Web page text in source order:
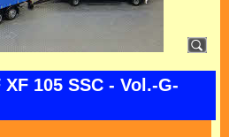
105 SSC - Vol.-G-